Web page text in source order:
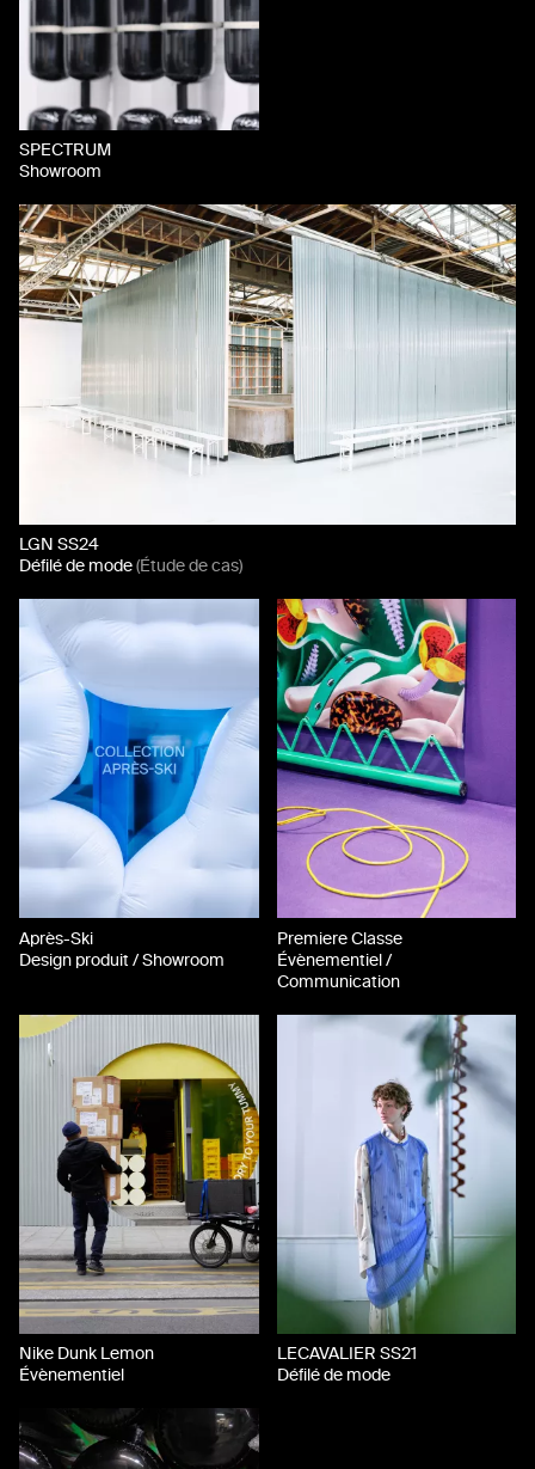
SPECTRUM
Showroom
LGN SS24
Défilé de mode(Étude de cas)
Après-Ski
Design produit / Showroom
Premiere Classe
Évènementiel /
Communication
Nike Dunk Lemon
Évènementiel
LECAVALIER SS21
Défilé de mode